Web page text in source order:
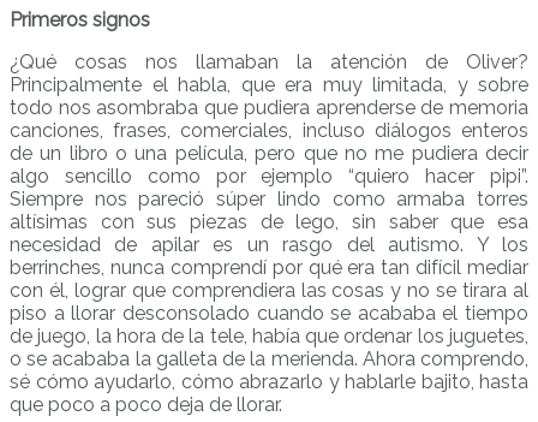
Primeros signos
¿Qué cosas nos llamaban la atención de Oliver?
Principalmente el habla, que era muy limitada, y sobre
todo nos asombraba que pudiera aprenderse de memoria
canciones, frases, comerciales, incluso diálogos enteros
de un libro o una película, pero que no me pudiera decir
algo sencillo como por ejemplo “quiero hacer pipi”.
Siempre nos pareció súper lindo como armaba torres
altísimas con sus piezas de lego, sin saber que esa
necesidad de apilar es un rasgo del autismo. Y los
berrinches, nunca comprendí por qué era tan difícil mediar
con él, lograr que comprendiera las cosas y no se tirara al
piso a llorar desconsolado cuando se acababa el tiempo
de juego, la hora de la tele, había que ordenar los juguetes,
o se acababa la galleta de la merienda. Ahora comprendo,
sé cómo ayudarlo, cómo abrazarlo y hablarle bajito, hasta
que poco a poco deja de llorar.